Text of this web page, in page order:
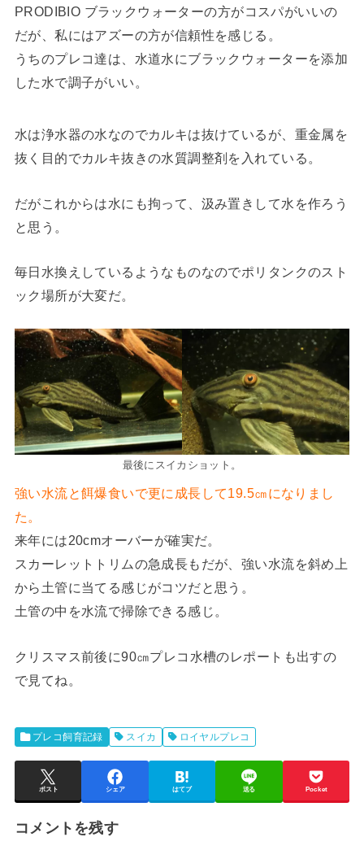
PRODIBIO ブラックウォーターの方がコスパがいいの
だが、私にはアズーの方が信頼性を感じる。
うちのプレコ達は、水道水にブラックウォーターを添加
した水で調子がいい。
水は浄水器の水なのでカルキは抜けているが、重金属を
抜く目的でカルキ抜きの水質調整剤を入れている。
だがこれからは水にも拘って、汲み置きして水を作ろう
と思う。
毎日水換えしているようなものなのでポリタンクのスト
ック場所が大変だ。
最後にスイカショット。
強い水流と餌爆食いで更に成長して19.5㎝になりまし
た。
来年には20cmオーバーが確実だ。
スカーレットトリムの急成長もだが、強い水流を斜め上
から土管に当てる感じがコツだと思う。
土管の中を水流で掃除できる感じ。
クリスマス前後に90㎝プレコ水槽のレポートも出すの
で見てね。
プレコ飼育記録 スイカ ロイヤルプレコ
ポスト シェア はてブ 送る Pocket
コメントを残す